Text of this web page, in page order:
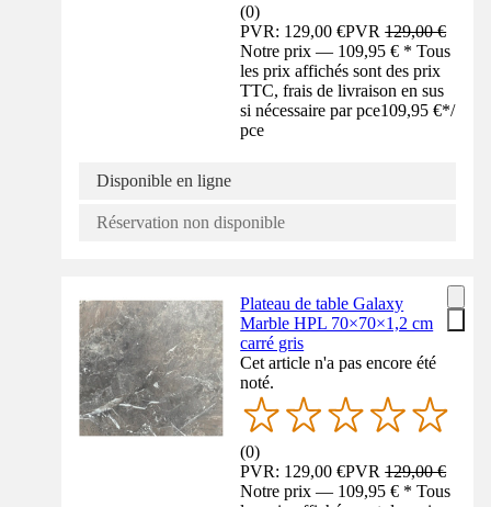
(0)
PVR: 129,00 €PVR129,00 €
Notre prix — 109,95 € * Tous
les prix affichés sont des prix
TTC, frais de livraison en sus
si nécessaire par pce109,95 €*/
pce
Disponible en ligne
Réservation non disponible
Plateau de table Galaxy
Marble HPL 70×70×1,2 cm
carré gris
Cet article n'a pas encore été
noté.
(0)
PVR: 129,00 €PVR129,00 €
Notre prix — 109,95 € * Tous